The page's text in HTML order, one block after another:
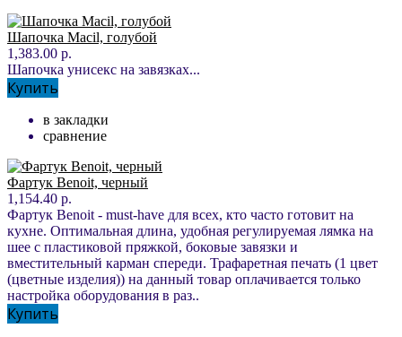
Шапочка Macil, голубой
1,383.00 р.
Шапочка унисекс на завязках...
Купить
в закладки
сравнение
Фартук Benoit, черный
1,154.40 р.
Фартук Benoit - must-have для всех, кто часто готовит на
кухне. Оптимальная длина, удобная регулируемая лямка на
шее с пластиковой пряжкой, боковые завязки и
вместительный карман спереди. Трафаретная печать (1 цвет
(цветные изделия)) на данный товар оплачивается только
настройка оборудования в раз..
Купить